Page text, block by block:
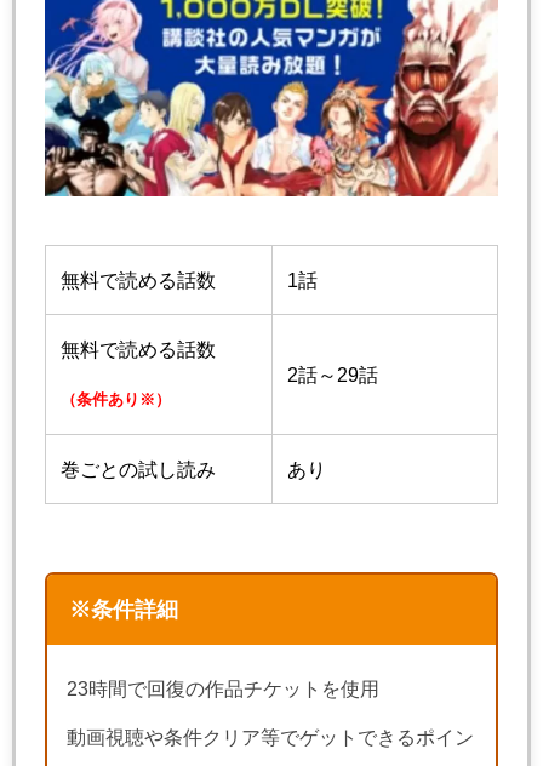
無料で読める話数 1話
無料で読める話数
（条件あり※）
2話～29話
巻ごとの試し読み あり
※条件詳細
23時間で回復の作品チケットを使用
動画視聴や条件クリア等でゲットできるポイン